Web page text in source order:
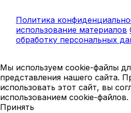
Политика
использование материалов
обработку персональных
Мы используем cookie-файлы
представления нашего сайта.
использовать этот сайт, вы
использованием cookie-файлов.
Принять